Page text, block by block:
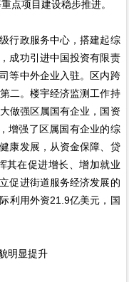
点项目建设稳步推进。
行政服务中心，搭建起综
成功引进中国投资有限责
等中外企业入驻。区内跨
二。楼宇经济监测工作持
做强区属国有企业，国资
增强了区属国有企业的综
康发展，从资金保障、贷
其在促进增长、增加就业
促进街道服务经济发展的
利用外资21.9亿美元，国
明显提升